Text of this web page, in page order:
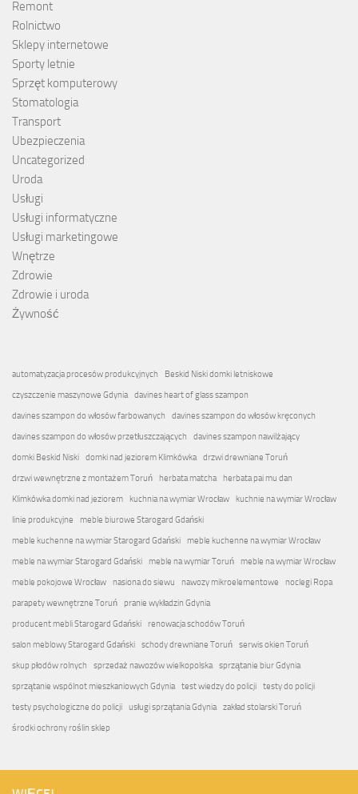
Remont
Rolnictwo
Sklepy internetowe
Sporty letnie
Sprzęt komputerowy
Stomatologia
Transport
Ubezpieczenia
Uncategorized
Uroda
Usługi
Usługi informatyczne
Usługi marketingowe
Wnętrze
Zdrowie
Zdrowie i uroda
Żywność
automatyzacja procesów produkcyjnych
Beskid Niski domki letniskowe
czyszczenie maszynowe Gdynia
davines heart of glass szampon
davines szampon do włosów farbowanych
davines szampon do włosów kręconych
davines szampon do włosów przetłuszczających
davines szampon nawilżający
domki Beskid Niski
domki nad jeziorem Klimkówka
drzwi drewniane Toruń
drzwi wewnętrzne z montażem Toruń
herbata matcha
herbata pai mu dan
Klimkówka domki nad jeziorem
kuchnia na wymiar Wrocław
kuchnie na wymiar Wrocław
linie produkcyjne
meble biurowe Starogard Gdański
meble kuchenne na wymiar Starogard Gdański
meble kuchenne na wymiar Wrocław
meble na wymiar Starogard Gdański
meble na wymiar Toruń
meble na wymiar Wrocław
meble pokojowe Wrocław
nasiona do siewu nawozy mikroelementowe
noclegi Ropa
parapety wewnętrzne Toruń
pranie wykładzin Gdynia
producent mebli Starogard Gdański
renowacja schodów Toruń
salon meblowy Starogard Gdański
schody drewniane Toruń
serwis okien Toruń
skup płodów rolnych
sprzedaż nawozów wielkopolska
sprzątanie biur Gdynia
sprzątanie wspólnot mieszkaniowych Gdynia
test wiedzy do policji
testy do policji
testy psychologiczne do policji
usługi sprzątania Gdynia
zakład stolarski Toruń
środki ochrony roślin sklep